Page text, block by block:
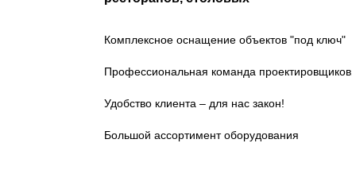
Комплексное оснащение объектов "под ключ"
Профессиональная команда проектировщиков.
Удобство клиента – для нас закон!
Большой ассортимент оборудования